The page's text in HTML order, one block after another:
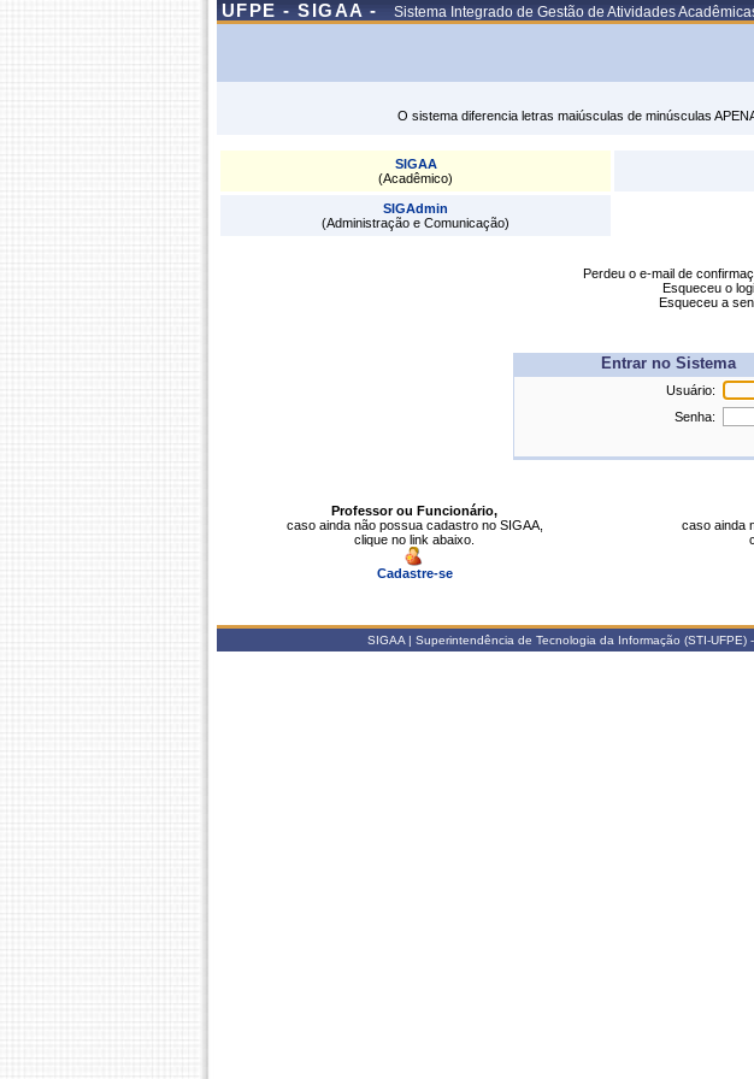
UFPE - SIGAA - Sistema Integrado de Gestão de Atividades
O sistema diferencia letras maiúsculas de minúsculas
SIGAA
(Acadêmico)
SIGAdmin
(Administração e Comunicação)
Perdeu o e-mail de
Esqueceu o
Esqueceu a
Entrar no Sistema
Usuário:
Senha:
Professor ou Funcionário,
caso ainda não possua cadastro no SIGAA,
clique no link abaixo.
Cadastre-se
caso ainda
SIGAA | Superintendência de Tecnologia da Informação (STI-